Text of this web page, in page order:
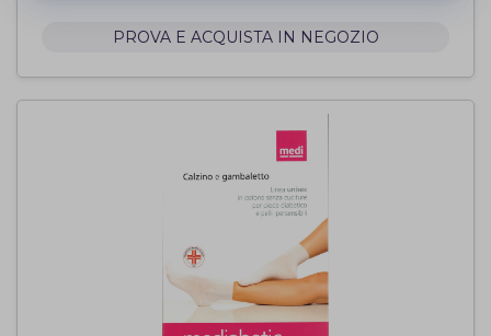
PROVA E ACQUISTA IN NEGOZIO